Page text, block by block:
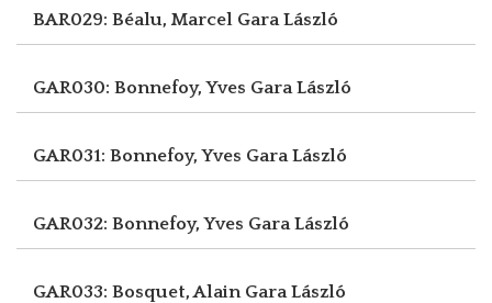
BAR029: Béalu, Marcel Gara László
GAR030: Bonnefoy, Yves Gara László
GAR031: Bonnefoy, Yves Gara László
GAR032: Bonnefoy, Yves Gara László
GAR033: Bosquet, Alain Gara László